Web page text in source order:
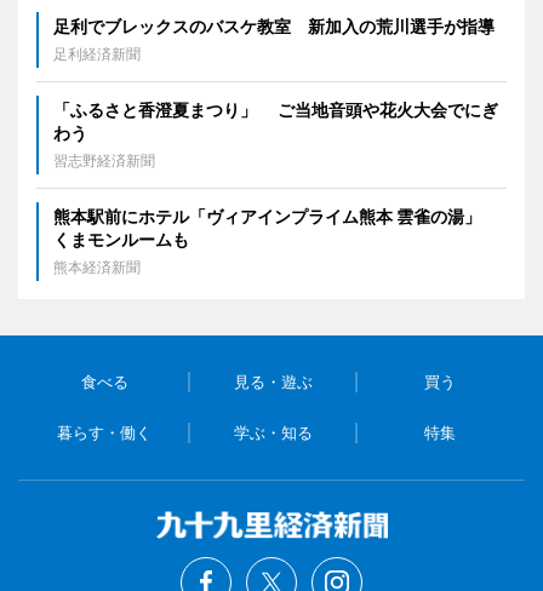
足利でブレックスのバスケ教室 新加入の荒川選手が指導
足利経済新聞
「ふるさと香澄夏まつり」 ご当地音頭や花火大会でにぎ
わう
習志野経済新聞
熊本駅前にホテル「ヴィアインプライム熊本 雲雀の湯」
くまモンルームも
熊本経済新聞
食べる 見る・遊ぶ 買う
暮らす・働く 学ぶ・知る 特集